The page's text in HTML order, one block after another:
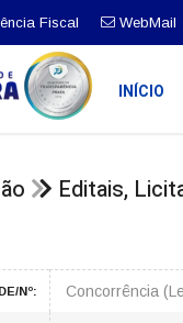
Fiscal WebMail
INÍCIO
Editais,
Nº: Concorrência